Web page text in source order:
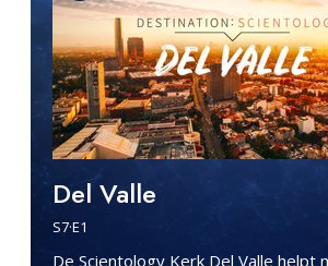
Del Valle
S7·E1
De Scientology Kerk Del Valle helpt